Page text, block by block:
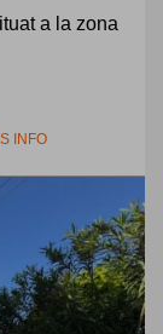
a la zona
INFO